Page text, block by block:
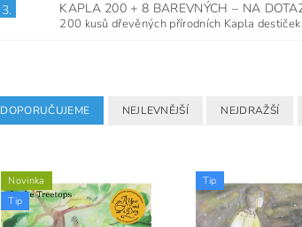
3. KAPLA 200 + 8 BAREVNÝCH – NA
200 kusů dřevěných přírodních Kapla
DOPORUČUJEME NEJLEVNĚJŠÍ NEJDRAŽŠÍ
Novinka
Tip
Tip